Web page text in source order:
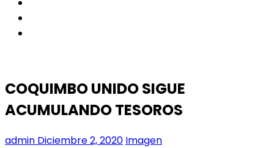
COQUIMBO UNIDO SIGUE
ACUMULANDO TESOROS
admin Diciembre 2, 2020 Imagen